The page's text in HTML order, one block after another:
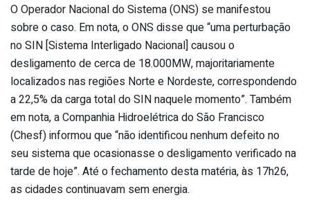
O Operador Nacional do Sistema (ONS) se manifestou
sobre o caso. Em nota, o ONS disse que “uma perturbação
no SIN [Sistema Interligado Nacional] causou o
desligamento de cerca de 18.000MW, majoritariamente
localizados nas regiões Norte e Nordeste, correspondendo
a 22,5% da carga total do SIN naquele momento”. Também
em nota, a Companhia Hidroelétrica do São Francisco
(Chesf) informou que “não identificou nenhum defeito no
seu sistema que ocasionasse o desligamento verificado na
tarde de hoje”. Até o fechamento desta matéria, às 17h26,
as cidades continuavam sem energia.